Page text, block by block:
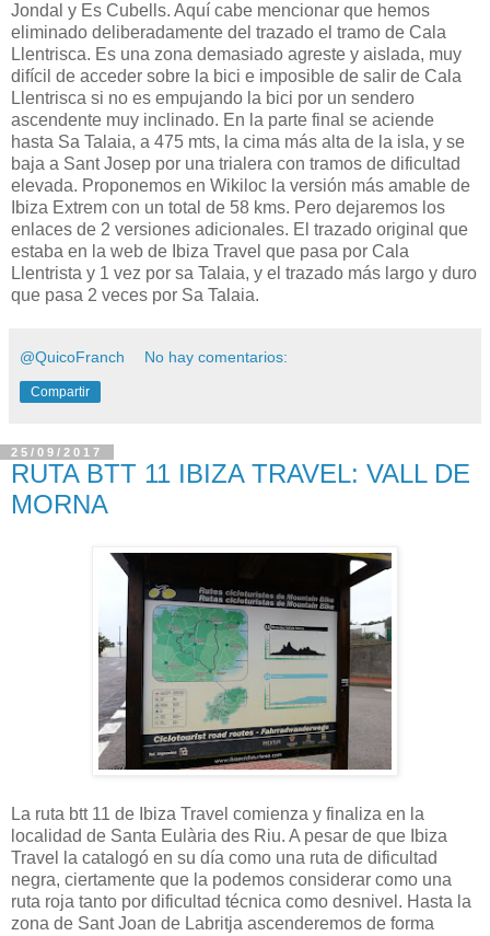
Jondal y Es Cubells. Aquí cabe mencionar que hemos
eliminado deliberadamente del trazado el tramo de Cala
Llentrisca. Es una zona demasiado agreste y aislada, muy
difícil de acceder sobre la bici e imposible de salir de Cala
Llentrisca si no es empujando la bici por un sendero
ascendente muy inclinado. En la parte final se aciende
hasta Sa Talaia, a 475 mts, la cima más alta de la isla, y se
baja a Sant Josep por una trialera con tramos de dificultad
elevada. Proponemos en Wikiloc la versión más amable de
Ibiza Extrem con un total de 58 kms. Pero dejaremos los
enlaces de 2 versiones adicionales. El trazado original que
estaba en la web de Ibiza Travel que pasa por Cala
Llentrista y 1 vez por sa Talaia, y el trazado más largo y duro
que pasa 2 veces por Sa Talaia.
@QuicoFranch No hay comentarios:
Compartir
25/09/2017
RUTA BTT 11 IBIZA TRAVEL: VALL DE
MORNA
La ruta btt 11 de Ibiza Travel comienza y finaliza en la
localidad de Santa Eulària des Riu. A pesar de que Ibiza
Travel la catalogó en su día como una ruta de dificultad
negra, ciertamente que la podemos considerar como una
ruta roja tanto por dificultad técnica como desnivel. Hasta la
zona de Sant Joan de Labritja ascenderemos de forma